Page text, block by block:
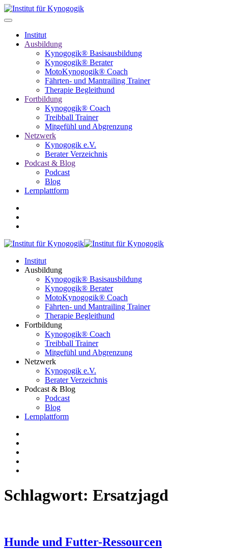
Institut
Ausbildung
Kynogogik® Basisausbildung
Kynogogik® Berater
MotoKynogogik® Coach
Fährten- und Mantrailing Trainer
Therapie Begleithund
Fortbildung
Kynogogik® Coach
Treibball Trainer
Mitgefühl und Abgrenzung
Netzwerk
Kynogogik e.V.
Berater Verzeichnis
Podcast & Blog
Podcast
Blog
Lernplattform
Institut
Ausbildung
Kynogogik® Basisausbildung
Kynogogik® Berater
MotoKynogogik® Coach
Fährten- und Mantrailing Trainer
Therapie Begleithund
Fortbildung
Kynogogik® Coach
Treibball Trainer
Mitgefühl und Abgrenzung
Netzwerk
Kynogogik e.V.
Berater Verzeichnis
Podcast & Blog
Podcast
Blog
Lernplattform
Schlagwort: Ersatzjagd
Hunde und Futter-Ressourcen